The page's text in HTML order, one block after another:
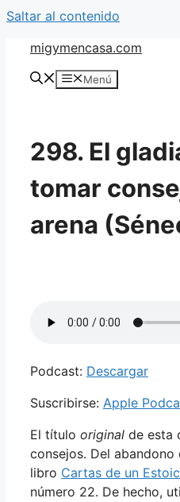
Saltar al contenido
migymencasa.com
Menú
298. El
tomar
arena
Podcast: Descargar
Suscribirse: Apple
El título original de esta
consejos. Del
libro Cartas de un
número 22. De hecho,